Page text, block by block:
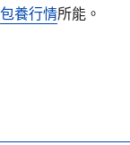
包養行情所能。